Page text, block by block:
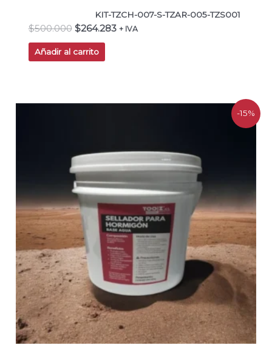
KIT-TZCH-007-S-TZAR-005-TZS001
$500.000 $264.283 + IVA
Añadir al carrito
-15%
$20.168.$17.143.